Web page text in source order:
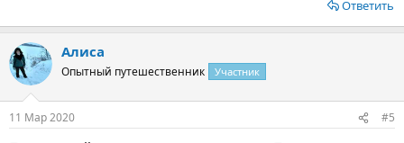
Ответить
Алиса
Опытный путешественник Участник
11 Мар 2020 #5